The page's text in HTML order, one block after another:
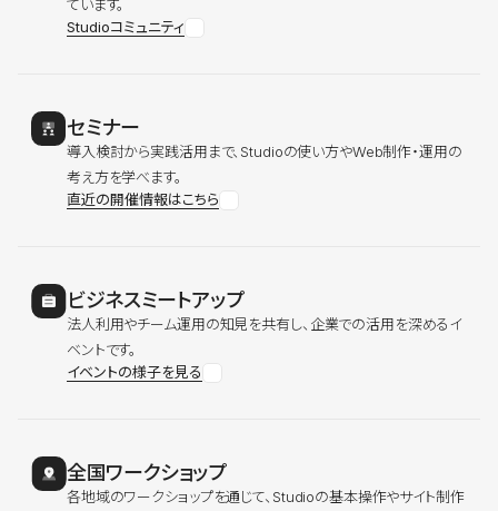
ています。
Studioコミュニティ
セミナー
導入検討から実践活用まで、Studioの使い方やWeb制作・運用の
考え方を学べます。
直近の開催情報はこちら
ビジネスミートアップ
法人利用やチーム運用の知見を共有し、企業での活用を深めるイ
ベントです。
イベントの様子を見る
全国ワークショップ
各地域のワークショップを通じて、Studioの基本操作やサイト制作